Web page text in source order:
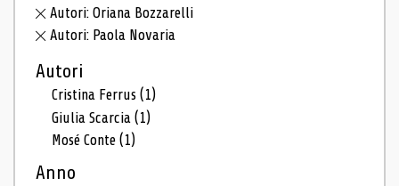
Autori: Oriana Bozzarelli
Autori: Paola Novaria
Autori
Cristina Ferrus(1)
Giulia Scarcia(1)
Mosé Conte(1)
Anno